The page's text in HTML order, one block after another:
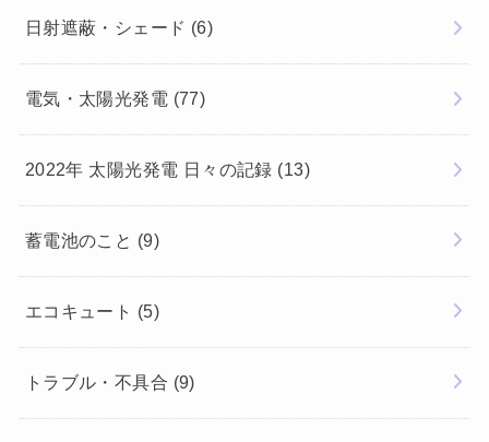
日射遮蔽・シェード (6)
電気・太陽光発電 (77)
2022年 太陽光発電 日々の記録 (13)
蓄電池のこと (9)
エコキュート (5)
トラブル・不具合 (9)